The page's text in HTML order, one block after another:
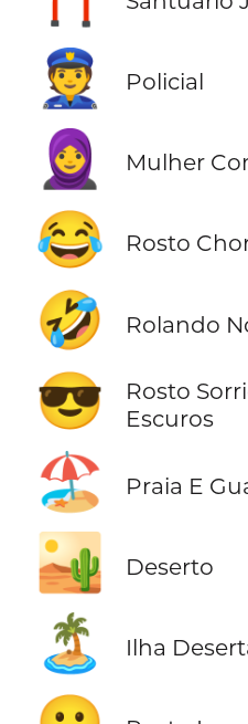
👮 Policial
🧕 Mulher
😂 Rosto
🤣 Rolando
😎
Rosto
Escuros
🏖️ Praia E
🏜️ Deserto
🏝️ Ilha